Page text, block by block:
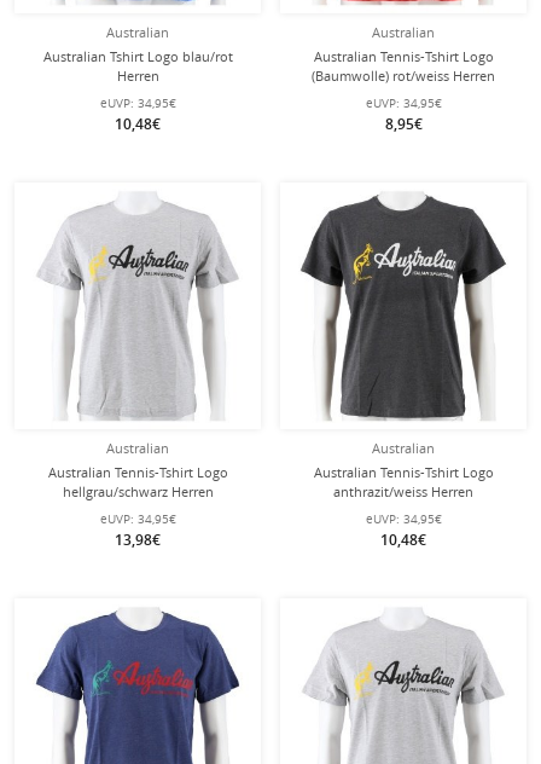
Australian
Australian Tshirt Logo blau/rot
Herren
eUVP: 34,95€
10,48€
Australian
Australian Tennis-Tshirt Logo
(Baumwolle) rot/weiss Herren
eUVP: 34,95€
8,95€
Australian
Australian Tennis-Tshirt Logo
hellgrau/schwarz Herren
eUVP: 34,95€
13,98€
Australian
Australian Tennis-Tshirt Logo
anthrazit/weiss Herren
eUVP: 34,95€
10,48€